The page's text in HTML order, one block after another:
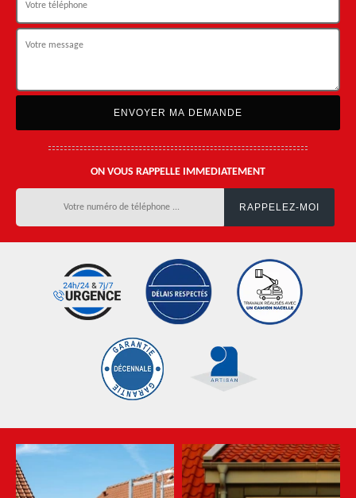
ON VOUS RAPPELLE IMMEDIATEMENT